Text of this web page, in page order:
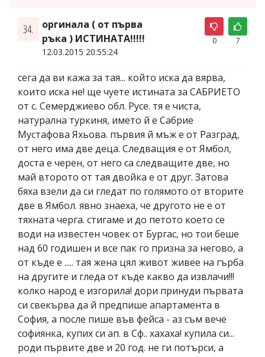
34.
оргинала ( от първа
ръка ) ИСТИНАТА!!!!!
12.03.2015 20:55:24
0 7
сега да ви кажа за тая... който иска да вярва,
които иска не! ще чуете истината за САБРИЕТО
от с. Семерджиево обл. Русе. тя е чиста,
натурална туркиня, името й е Сабрие
Мустафова Яхьова. първия й мъж е от Разград,
от него има две деца. Следващия е от Ямбол,
доста е черен, от него са следващите две, но
май второто от тая двойка е от друг. Затова
бяха взели да си гледат по голямото от вторите
две в Ямбол. явно знаеха, че другото не е от
тяхната черга. стигаме и до петото което се
води на известен човек от Бургас, но тои беше
над 60 годишен и все пак го призна за негово, а
от къде е ..... тая жена цял живот живее на гърба
на другите и гледа от къде какво да извлачи!!!
колко народ е изгорила! дори принуди първата
си свекърва да й предпише апартамента в
София, а после пише във фейса - аз съм вече
софиянка, купих си ап. в Сф.. хахаха! купила си...
роди първите две и 20 год. не ги потърси, а